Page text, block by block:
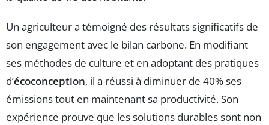
Un agriculteur a témoigné des résultats significatifs de
son engagement avec le bilan carbone. En modifiant
ses méthodes de culture et en adoptant des pratiques
d’écoconception, il a réussi à diminuer de 40% ses
émissions tout en maintenant sa productivité. Son
expérience prouve que les solutions durables sont non